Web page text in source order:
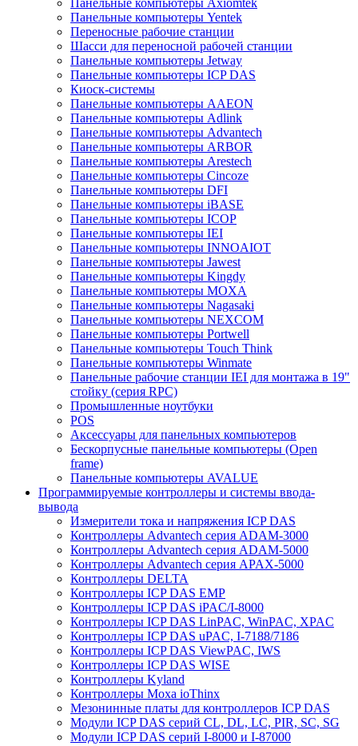
Панельные компьютеры Axiomtek
Панельные компьютеры Yentek
Переносные рабочие станции
Шасси для переносной рабочей станции
Панельные компьютеры Jetway
Панельные компьютеры ICP DAS
Киоск-системы
Панельные компьютеры AAEON
Панельные компьютеры Adlink
Панельные компьютеры Advantech
Панельные компьютеры ARBOR
Панельные компьютеры Arestech
Панельные компьютеры Cincoze
Панельные компьютеры DFI
Панельные компьютеры iBASE
Панельные компьютеры ICOP
Панельные компьютеры IEI
Панельные компьютеры INNOAIOT
Панельные компьютеры Jawest
Панельные компьютеры Kingdy
Панельные компьютеры MOXA
Панельные компьютеры Nagasaki
Панельные компьютеры NEXCOM
Панельные компьютеры Portwell
Панельные компьютеры Touch Think
Панельные компьютеры Winmate
Панельные рабочие станции IEI для монтажа в 19"
стойку (серия RPC)
Промышленные ноутбуки
POS
Аксессуары для панельных компьютеров
Бескорпусные панельные компьютеры (Open
frame)
Панельные компьютеры AVALUE
Программируемые контроллеры и системы ввода-
вывода
Измерители тока и напряжения ICP DAS
Контроллеры Advantech серия ADAM-3000
Контроллеры Advantech серия ADAM-5000
Контроллеры Advantech серия APAX-5000
Контроллеры DELTA
Контроллеры ICP DAS EMP
Контроллеры ICP DAS iPAC/I-8000
Контроллеры ICP DAS LinPAC, WinPAC, XPAC
Контроллеры ICP DAS uPAC, I-7188/7186
Контроллеры ICP DAS ViewPAC, IWS
Контроллеры ICP DAS WISE
Контроллеры Kyland
Контроллеры Moxa ioThinx
Мезонинные платы для контроллеров ICP DAS
Модули ICP DAS серий CL, DL, LC, PIR, SC, SG
Модули ICP DAS серий I-8000 и I-87000